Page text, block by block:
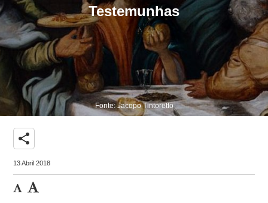
Testemunhas
Fonte: Jacopo Tintoretto
share
13 Abril 2018